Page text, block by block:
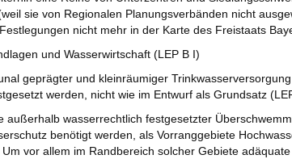
sie von Regionalen Planungsverbänden nicht
nicht mehr in der Karte des Freistaats
und Wasserwirtschaft (LEP B I)
geprägter und kleinräumiger
werden, nicht wie im Entwurf als Grundsatz
außerhalb wasserrechtlich festgesetzter
benötigt werden, als Vorranggebiete
vor allem im Randbereich solcher Gebiete